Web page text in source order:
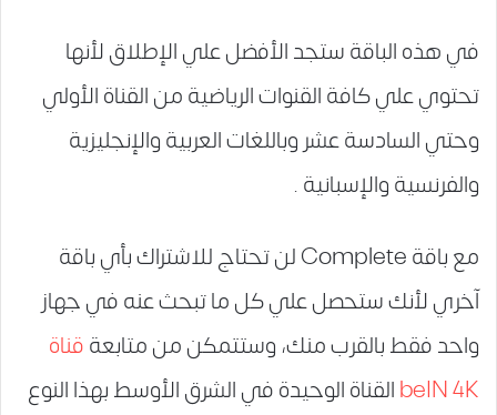
في هذه الباقة ستجد الأفضل علي الإطلاق لأنها
تحتوي علي كافة القنوات الرياضية من القناة الأولي
وحتي السادسة عشر وباللغات العربية والإنجليزية
والفرنسية والإسبانية .
مع باقة Complete لن تحتاج للاشتراك بأي باقة
آخري لأنك ستحصل علي كل ما تبحث عنه في جهاز
واحد فقط بالقرب منك، وستتمكن من متابعةقناة
beIN 4Kالقناة الوحيدة في الشرق الأوسط بهذا النوع